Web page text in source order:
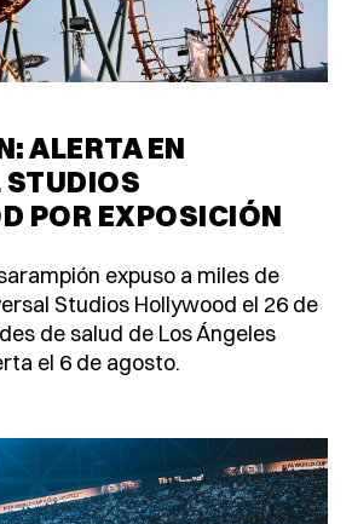
ALERTA EN
POR EXPOSICIÓN
expuso a miles de
Studios Hollywood el 26 de
de salud de Los Ángeles
el 6 de agosto.